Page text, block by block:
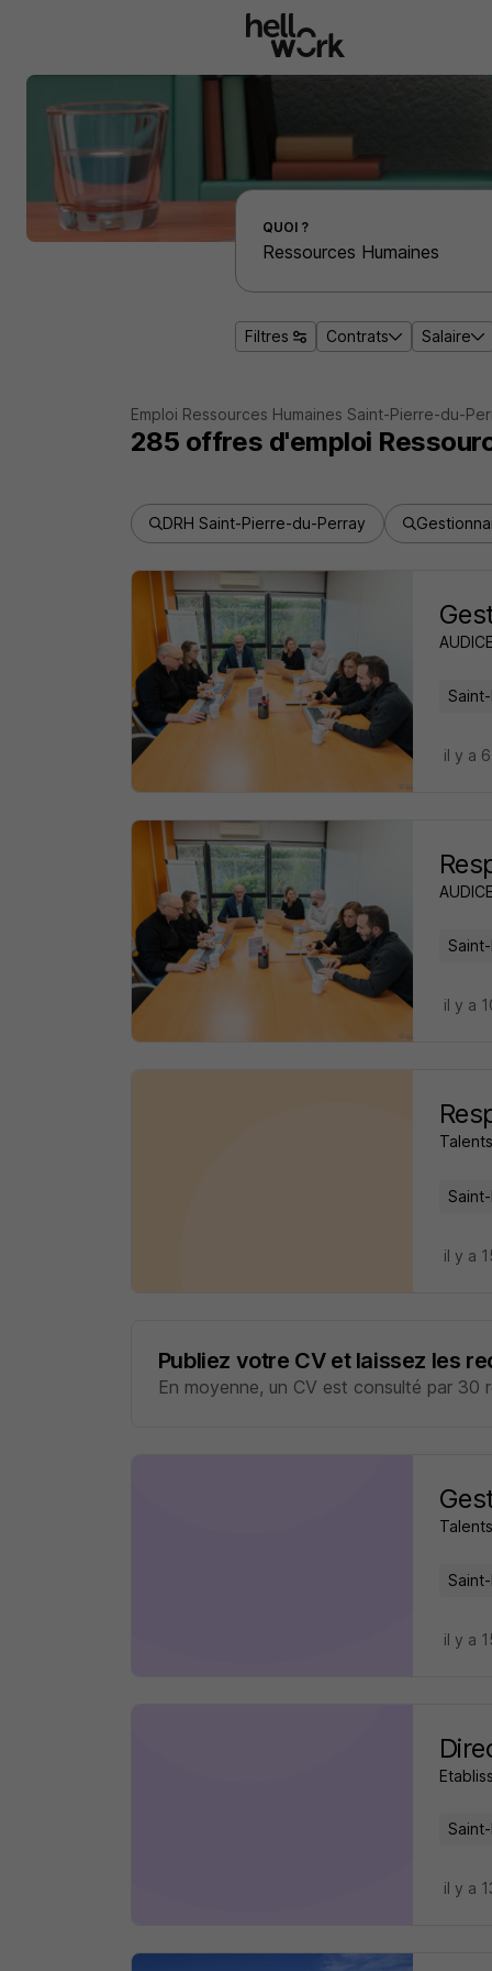
Effectuer une recherche d'emploi par localité
QUOI ?
Filtres Contrats Salaire
Emploi Ressources Humaines Saint-Pierre-du-
285 offres d'emploi
DRH Saint-Pierre-du-Perray
il y a
il y a
il y a
Publiez votre CV et laissez les
En moyenne, un CV est consulté par 30
il y a
il y a